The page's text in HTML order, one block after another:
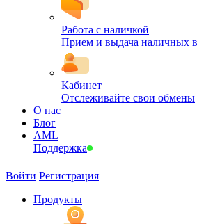
Работа с наличкой
Прием и выдача наличных
Кабинет
Отслеживайте свои обмены
О нас
Блог
AML
Поддержка
Войти Регистрация
Продукты